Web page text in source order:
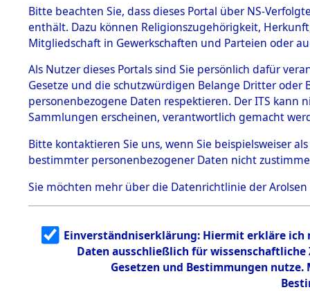
BESTÄNDE
1.
mente
5. Verschiedenes
5.3
Todesmärsche
5.3.1 Alliierte
Erhebungen
zu
Todesmärsch
en
5.3.2
g
5.3.3
Todesmärsch
→0003
Bitte beachten Sie, dass dieses Portal über NS-
enthält. Dazu können Religionszugehörigkeit,
Mitgliedschaft in Gewerkschaften und Parteien oder
Als Nutzer dieses Portals sind Sie persönlich dafür
Gesetze und die schutzwürdigen Belange Dritter
personenbezogene Daten respektieren. Der ITS
Sammlungen erscheinen, verantwortlich gemacht
Bitte kontaktieren Sie uns, wenn Sie beispielsweiser
bestimmter personenbezogener Daten nicht
Sie möchten mehr über die Datenrichtlinie der Arolsen
Einverständniserklärung: Hiermit erkläre ich
Daten ausschließlich für
Gesetzen und Bestimmungen